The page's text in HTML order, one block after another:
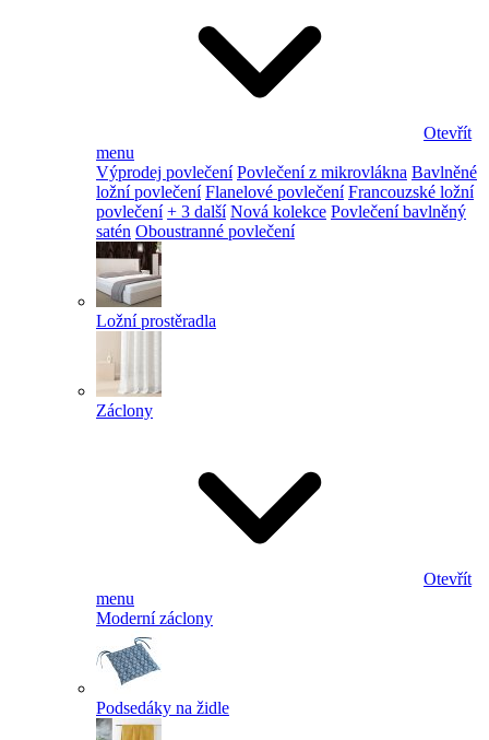
Otevřít
menu
Výprodej povlečení Povlečení z mikrovlákna Bavlněné
ložní povlečení Flanelové povlečení Francouzské ložní
povlečení + 3 další Nová kolekce Povlečení bavlněný
satén Oboustranné povlečení
Ložní prostěradla
Záclony
Otevřít
menu
Moderní záclony
Podsedáky na židle